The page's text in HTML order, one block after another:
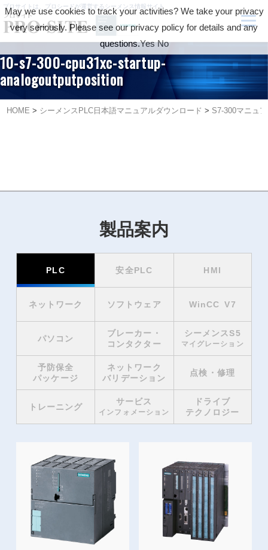
プロサイトは、プロシードが運営するシーメンス情報サイト
10-s7-300-cpu31xc-startup-
analogoutputposition
HOME > シーメンスPLC日本語マニュアルダウンロード > S7-300マニュ
製品案内
PLC 安全PLC HMI
ネットワーク ソフトウェア WinCC V7
パソコン
ブレーカー・
コンタクター
シーメンスS5
マイグレーション
予防保全
パッケージ
ネットワーク
バリデーション
点検・修理
トレーニング
サービス
インフォメーション
ドライブ
テクノロジー
May we use cookies to track your activities? We take your privacy
very seriously. Please see our privacy policy for details and any
questions.Yes No